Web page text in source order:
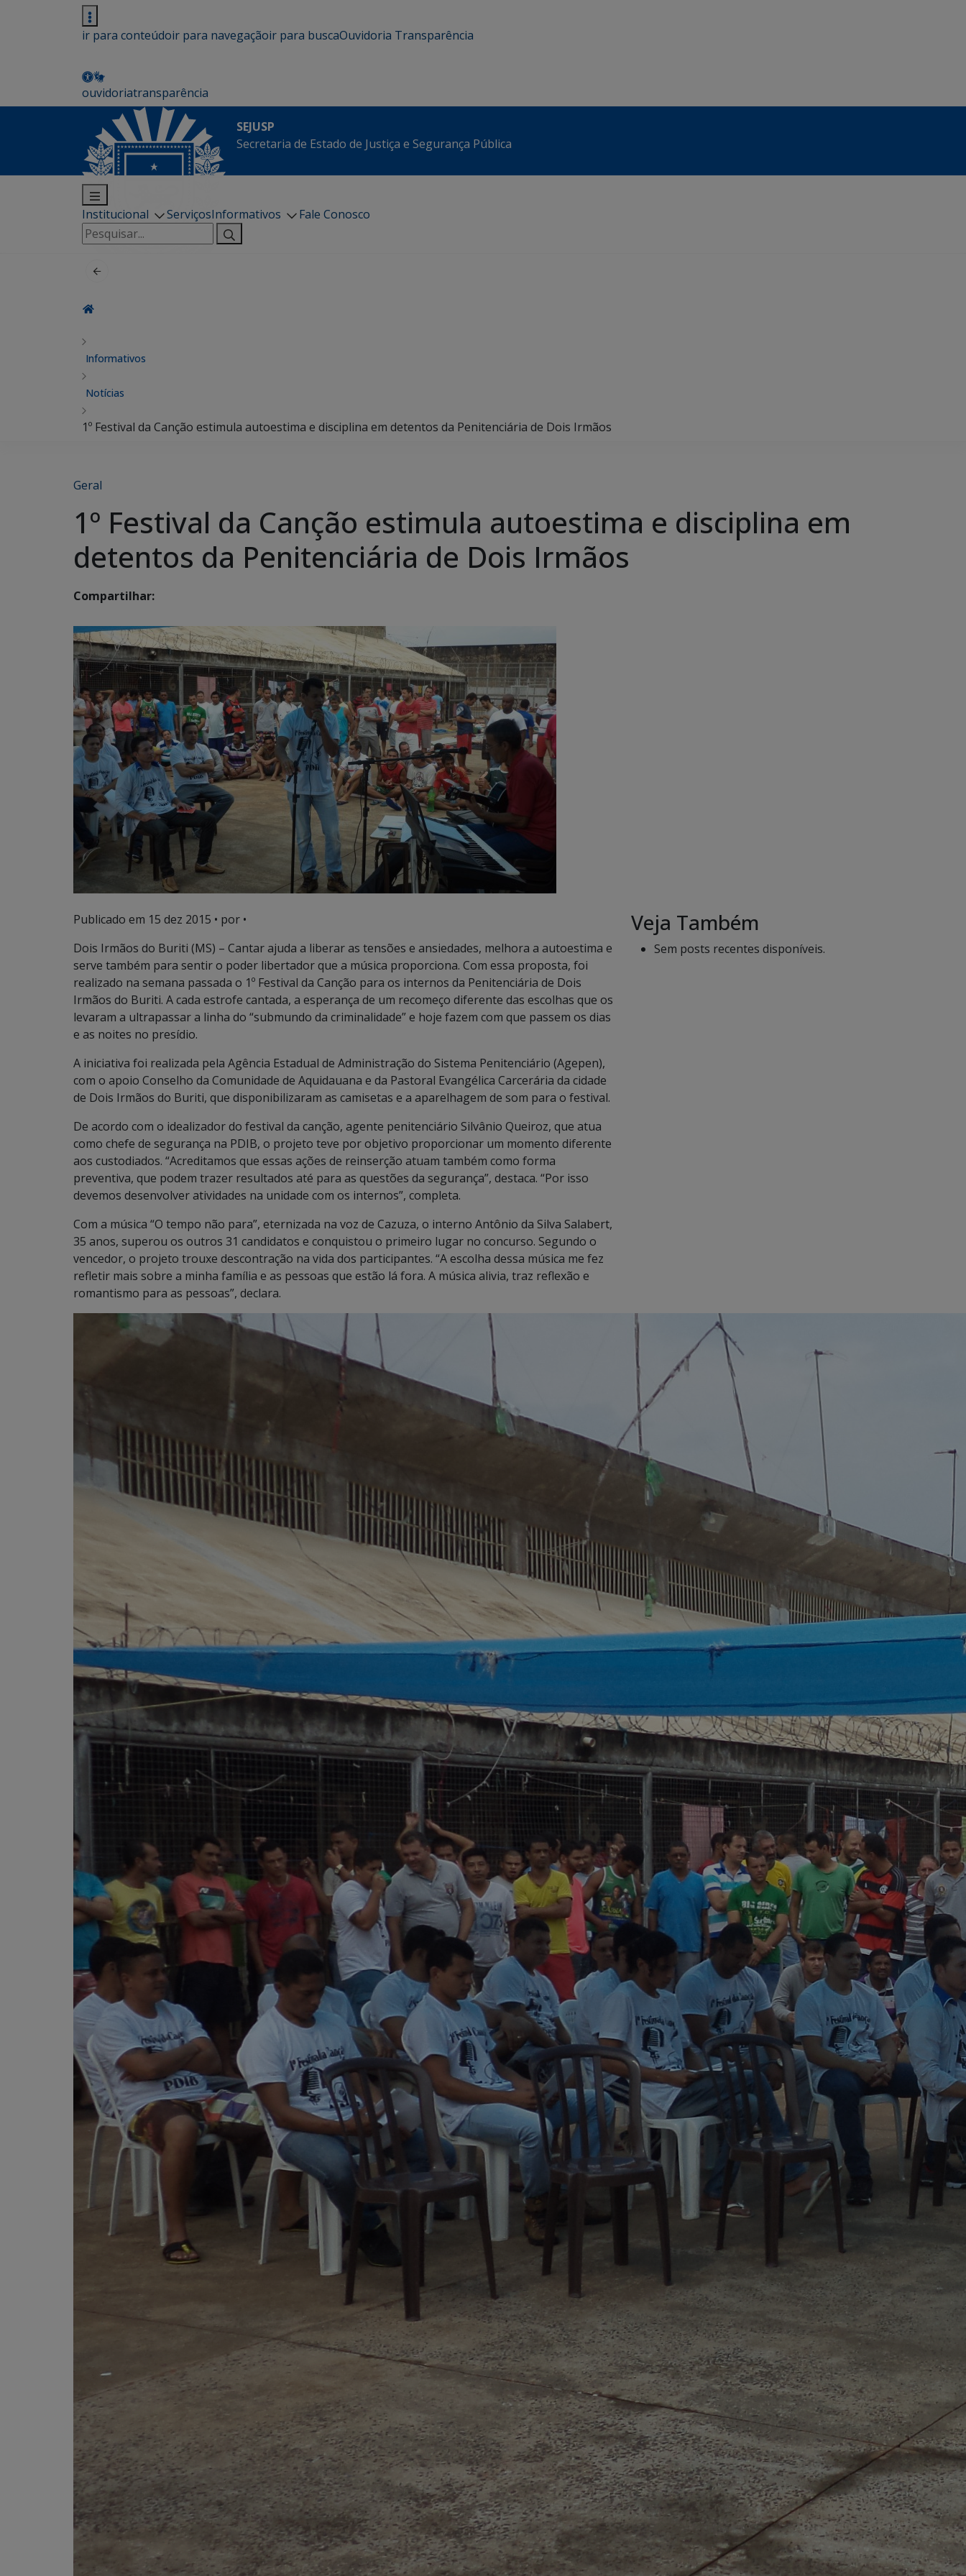
ir para conteúdoir para navegaçãoir para buscaOuvidoria Transparência
ouvidoriatransparência
SEJUSP
Secretaria de Estado de Justiça e Segurança Pública
Institucional ServiçosInformativos
Fale Conosco
Pesquisar
por:
Informativos
Notícias
1º Festival da Canção estimula autoestima e disciplina em detentos da Penitenciária de Dois Irmãos
Geral
1º Festival da Canção estimula autoestima e disciplina em
detentos da Penitenciária de Dois Irmãos
Compartilhar:
Publicado em 15 dez 2015 • por •
Dois Irmãos do Buriti (MS) – Cantar ajuda a liberar as tensões e ansiedades, melhora a autoestima e
serve também para sentir o poder libertador que a música proporciona. Com essa proposta, foi
realizado na semana passada o 1º Festival da Canção para os internos da Penitenciária de Dois
Irmãos do Buriti. A cada estrofe cantada, a esperança de um recomeço diferente das escolhas que os
levaram a ultrapassar a linha do “submundo da criminalidade” e hoje fazem com que passem os dias
e as noites no presídio.
A iniciativa foi realizada pela Agência Estadual de Administração do Sistema Penitenciário (Agepen),
com o apoio Conselho da Comunidade de Aquidauana e da Pastoral Evangélica Carcerária da cidade
de Dois Irmãos do Buriti, que disponibilizaram as camisetas e a aparelhagem de som para o festival.
De acordo com o idealizador do festival da canção, agente penitenciário Silvânio Queiroz, que atua
como chefe de segurança na PDIB, o projeto teve por objetivo proporcionar um momento diferente
aos custodiados. “Acreditamos que essas ações de reinserção atuam também como forma
preventiva, que podem trazer resultados até para as questões da segurança”, destaca. “Por isso
devemos desenvolver atividades na unidade com os internos”, completa.
Com a música “O tempo não para”, eternizada na voz de Cazuza, o interno Antônio da Silva Salabert,
35 anos, superou os outros 31 candidatos e conquistou o primeiro lugar no concurso. Segundo o
vencedor, o projeto trouxe descontração na vida dos participantes. “A escolha dessa música me fez
refletir mais sobre a minha família e as pessoas que estão lá fora. A música alivia, traz reflexão e
romantismo para as pessoas”, declara.
Veja Também
Sem posts recentes disponíveis.